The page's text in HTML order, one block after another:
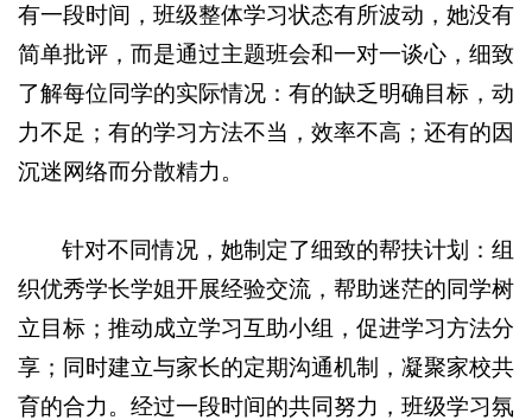
有一段时间，班级整体学习状态有所波动，她没有
简单批评，而是通过主题班会和一对一谈心，细致
了解每位同学的实际情况：有的缺乏明确目标，动
力不足；有的学习方法不当，效率不高；还有的因
沉迷网络而分散精力。
针对不同情况，她制定了细致的帮扶计划：组
织优秀学长学姐开展经验交流，帮助迷茫的同学树
立目标；推动成立学习互助小组，促进学习方法分
享；同时建立与家长的定期沟通机制，凝聚家校共
育的合力。经过一段时间的共同努力，班级学习氛